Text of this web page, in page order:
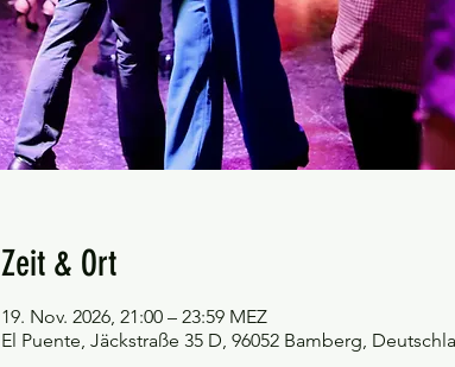
Zeit & Ort
19. Nov. 2026, 21:00 – 23:59 MEZ
El Puente, Jäckstraße 35 D, 96052 Bamberg,